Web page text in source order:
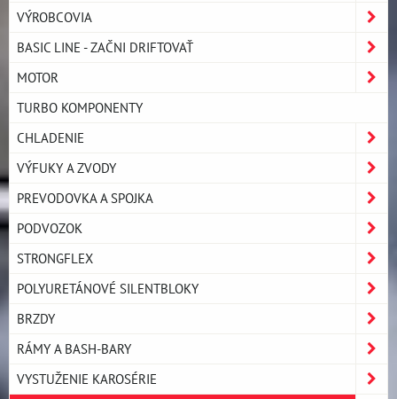
VÝROBCOVIA
BASIC LINE - ZAČNI DRIFTOVAŤ
MOTOR
TURBO KOMPONENTY
CHLADENIE
VÝFUKY A ZVODY
PREVODOVKA A SPOJKA
PODVOZOK
STRONGFLEX
POLYURETÁNOVÉ SILENTBLOKY
BRZDY
RÁMY A BASH-BARY
VYSTUŽENIE KAROSÉRIE